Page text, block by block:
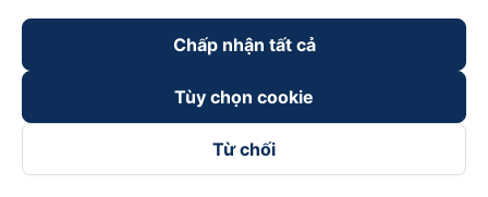
Chấp nhận tất cả
Tùy chọn cookie
Từ chối